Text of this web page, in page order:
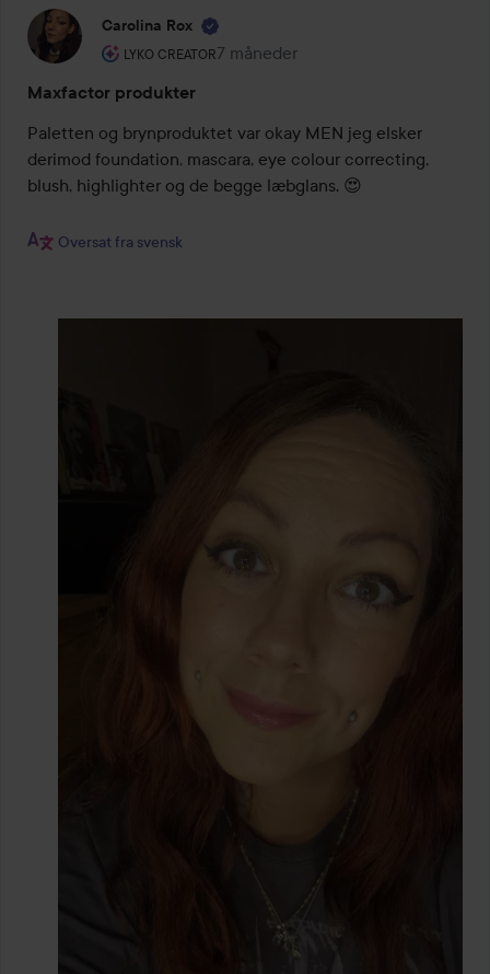
Carolina Rox
LYKO CREATOR
Brugerens rolle: Lyko Creator.
7 måneder
Posten blev oprettet 7 måneder
Maxfactor produkter
Paletten og brynproduktet var okay MEN jeg elsker
derimod foundation, mascara, eye colour correcting,
blush, highlighter og de begge læbglans. 😍
Oversat fra svensk